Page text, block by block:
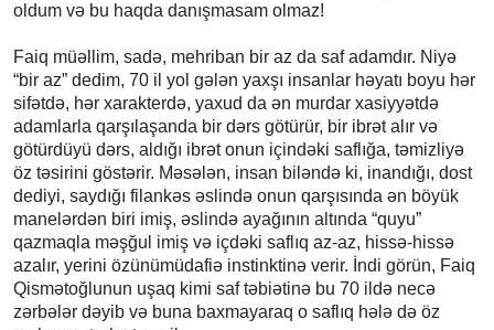
oldum və bu haqda danışmasam olmaz!
Faiq müəllim, sadə, mehriban bir az da saf adamdır. Niyə
“bir az” dedim, 70 il yol gələn yaxşı insanlar həyatı boyu hər
sifətdə, hər xarakterdə, yaxud da ən murdar xasiyyətdə
adamlarla qarşılaşanda bir dərs götürür, bir ibrət alır və
götürdüyü dərs, aldığı ibrət onun içindəki saflığa, təmizliyə
öz təsirini göstərir. Məsələn, insan biləndə ki, inandığı, dost
dediyi, saydığı filankəs əslində onun qarşısında ən böyük
manelərdən biri imiş, əslində ayağının altında “quyu”
qazmaqla məşğul imiş və içdəki saflıq az-az, hissə-hissə
azalır, yerini özünümüdafiə instinktinə verir. İndi görün, Faiq
Qismətoğlunun uşaq kimi saf təbiətinə bu 70 ildə necə
zərbələr dəyib və buna baxmayaraq o saflıq hələ də öz